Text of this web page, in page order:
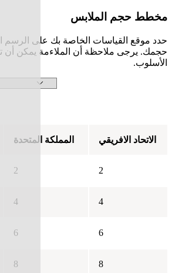
مخطط حجم الملابس
حدد موقع القياسات الخاصة بك على الرسم
حجمك. يرجى ملاحظة أن الملاءمة يمكن أن
الأسلوب.
المملكة المتحدة الاتحاد الافريقي
2 2
4 4
6 6
8 8